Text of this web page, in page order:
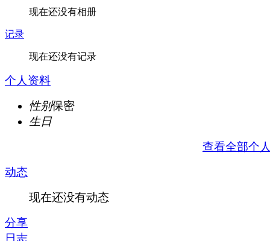
现在还没有相册
记录
现在还没有记录
个人资料
性别保密
生日
查看全部个
动态
现在还没有动态
分享
日志